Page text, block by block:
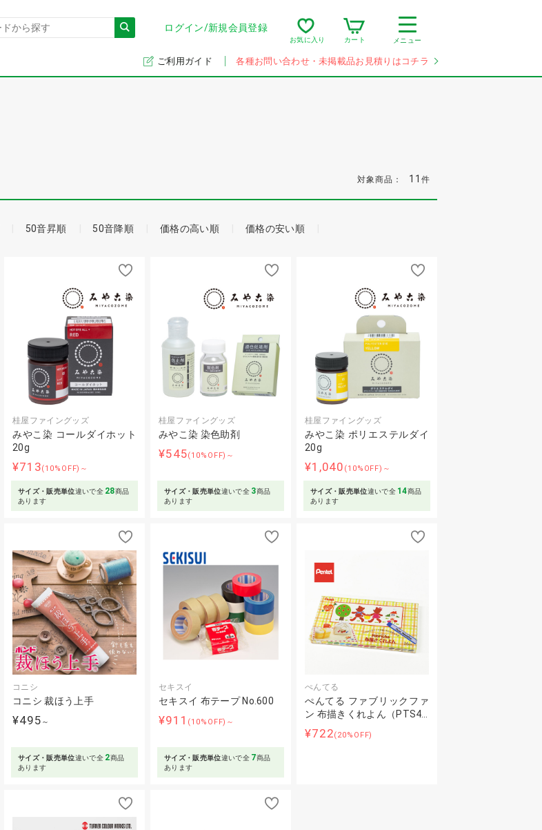
ログイン/新規会員登録
お気に入り カート メニュー
ご利用ガイド 各種お問い合わせ・未掲載品お見積りはコチラ
対象商品： 11 件
50音昇順 50音降順 価格の高い順 価格の安い順
桂屋ファイングッズ
みやこ染 コールダイホット
20g
¥713(10%OFF)～
サイズ・販売単位違いで全 28商品
あります
桂屋ファイングッズ
みやこ染 染色助剤
¥545(10%OFF)～
サイズ・販売単位違いで全 3商品
あります
桂屋ファイングッズ
みやこ染 ポリエステルダイ
20g
¥1,040 (10%OFF)～
サイズ・販売単位違いで全 14商品
あります
コニシ
コニシ 裁ほう上手
¥495 ～
サイズ・販売単位違いで全 2商品
あります
セキスイ
セキスイ 布テープ No.600
¥911 (10%OFF)～
サイズ・販売単位違いで全 7商品
あります
ぺんてる
ぺんてる ファブリックファ
ン 布描きくれよん（PTS4…
¥722(20%OFF)